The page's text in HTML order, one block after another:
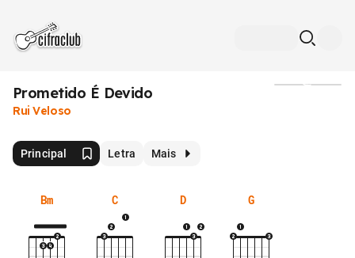
Prometido É Devido
Rui Veloso
Principal Letra Mais
Bm C D G